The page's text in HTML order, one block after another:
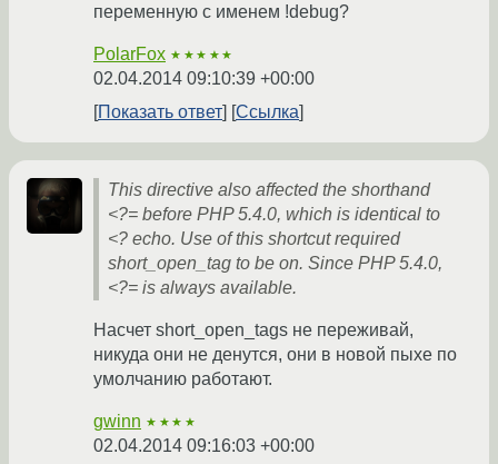
переменную с именем !debug?
PolarFox ★★★★★
02.04.2014 09:10:39 +00:00
Показать ответ
Ссылка
This directive also affected the shorthand
<?= before PHP 5.4.0, which is identical to
<? echo. Use of this shortcut required
short_open_tag to be on. Since PHP 5.4.0,
<?= is always available.
Насчет short_open_tags не переживай,
никуда они не денутся, они в новой пыхе по
умолчанию работают.
gwinn ★★★★
02.04.2014 09:16:03 +00:00